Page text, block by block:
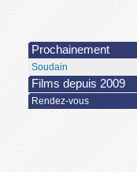
Prochainement
Soudain
Films depuis 2009
Rendez-vous